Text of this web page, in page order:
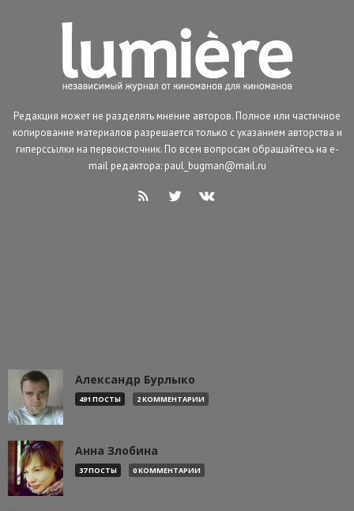
Редакция может не разделять мнение авторов. Полное или частичное
копирование материалов разрешается только с указанием авторства и
гиперссылки на первоисточник. По всем вопросам обращайтесь на e-
mail редактора: paul_bugman@mail.ru
Александр Бурлыко
491 ПОСТЫ 2 КОММЕНТАРИИ
Анна Злобина
37 ПОСТЫ 0 КОММЕНТАРИИ